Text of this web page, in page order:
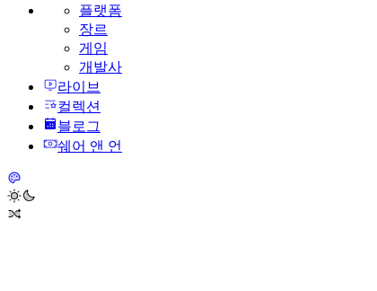
플랫폼
장르
게임
개발사
라이브
컬렉션
블로그
쉐어 앤 언